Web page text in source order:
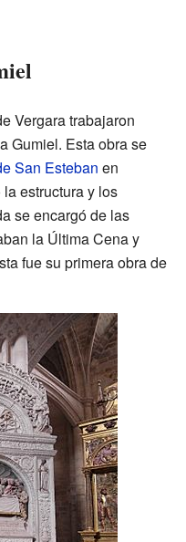
Vergara trabajaron
Gumiel. Esta obra se
San Esteban en
estructura y los
se encargó de las
la Última Cena y
fue su primera obra de